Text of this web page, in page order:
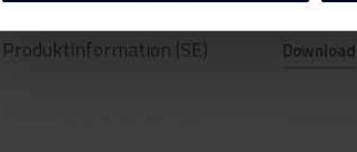
Produktinformation (SE) Download